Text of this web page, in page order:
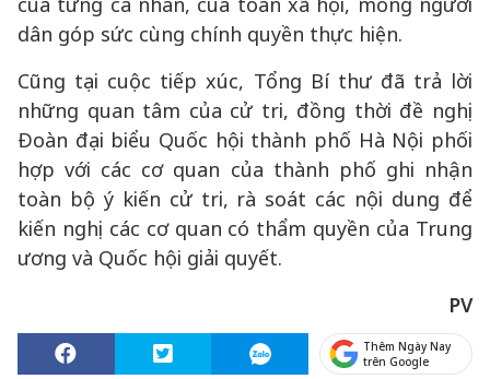
dân góp sức cùng chính quyền thực hiện.
Cũng tại cuộc tiếp xúc, Tổng Bí thư đã trả lời
những quan tâm của cử tri, đồng thời đề nghị
Đoàn đại biểu Quốc hội thành phố Hà Nội phối
hợp với các cơ quan của thành phố ghi nhận
toàn bộ ý kiến cử tri, rà soát các nội dung để
kiến nghị các cơ quan có thẩm quyền của Trung
ương và Quốc hội giải quyết.
PV
Thêm Ngày Nay
trên Google